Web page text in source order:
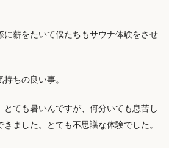
に薪をたいて僕たちもサウナ体験をさせ
ちの良い事。
とても暑いんですが、何分いても息苦し
ました。とても不思議な体験でした。